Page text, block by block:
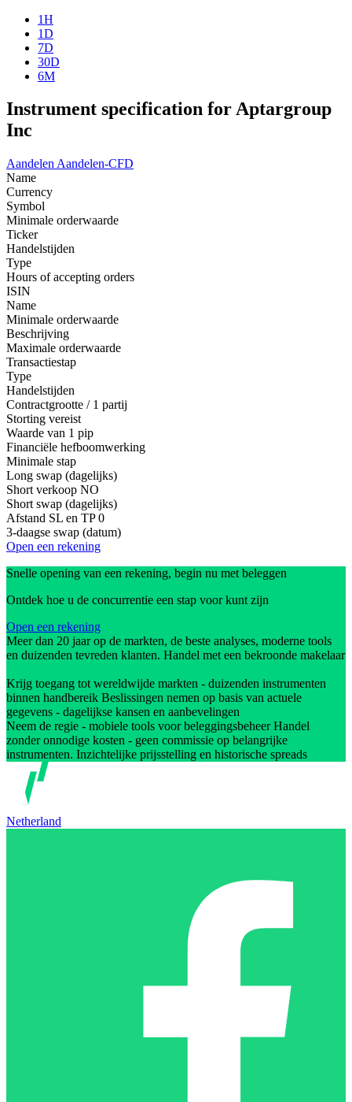
1H
1D
7D
30D
6M
Instrument specification for Aptargroup
Inc
Aandelen Aandelen-CFD
Name
Currency
Symbol
Minimale orderwaarde
Ticker
Handelstijden
Type
Hours of accepting orders
ISIN
Name
Minimale orderwaarde
Beschrijving
Maximale orderwaarde
Transactiestap
Type
Handelstijden
Contractgrootte / 1 partij
Storting vereist
Waarde van 1 pip
Financiële hefboomwerking
Minimale stap
Long swap (dagelijks)
Short verkoop NO
Short swap (dagelijks)
Afstand SL en TP 0
3-daagse swap (datum)
Open een rekening
Snelle opening van een rekening, begin nu met beleggen
Ontdek hoe u de concurrentie een stap voor kunt zijn
Open een rekening
Meer dan 20 jaar op de markten, de beste analyses, moderne tools
en duizenden tevreden klanten. Handel met een bekroonde makelaar
Krijg toegang tot wereldwijde markten - duizenden instrumenten
binnen handbereik Beslissingen nemen op basis van actuele
gegevens - dagelijkse kansen en aanbevelingen
Neem de regie - mobiele tools voor beleggingsbeheer Handel
zonder onnodige kosten - geen commissie op belangrijke
instrumenten. Inzichtelijke prijsstelling en historische spreads
Netherland